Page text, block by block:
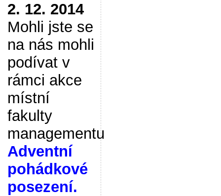
2. 12. 2014
Mohli jste se
na nás mohli
podívat v
rámci akce
místní
fakulty
managementu
Adventní
pohádkové
posezení.